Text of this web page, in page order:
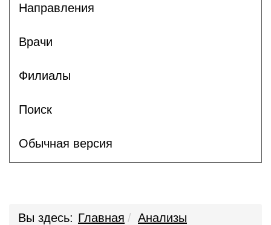
Направления
Врачи
Филиалы
Поиск
Обычная версия
Вы здесь: Главная
Анализы